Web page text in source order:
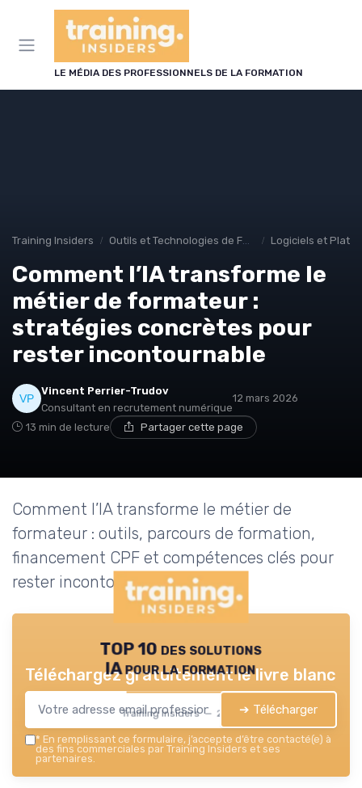
LE MÉDIA DES PROFESSIONNELS DE LA FORMATION
Training Insiders Outils et Technologies de Formation Logiciels et
Comment l’IA transforme le
métier de formateur :
stratégies concrètes pour
rester incontournable
Vincent Perrier-Trudov
Consultant en recrutement numérique
12 mars 2026
13 min de lecture Partager cette page
Comment l’IA transforme le métier de
formateur : outils, parcours de formation,
financement CPF et compétences clés pour
rester incontournable.
TOP 10 des solutions
IA pour la formation
Training Insiders — 2026
Téléchargez gratuitement le livre blanc
➔ Télécharger
* En remplissant ce formulaire, j’accepte d’être contacté(e) à
des fins commerciales par Training Insiders et ses
partenaires.
Panneau de gestion des cookies